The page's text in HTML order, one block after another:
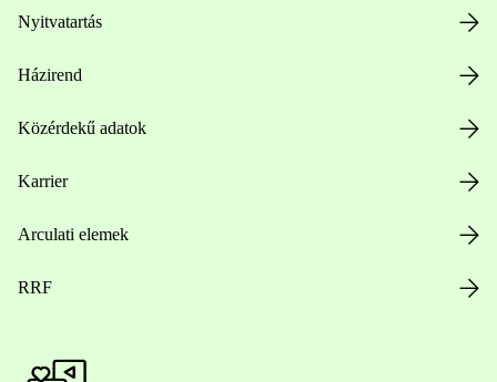
Nyitvatartás
Házirend
Közérdekű adatok
Karrier
Arculati elemek
RRF